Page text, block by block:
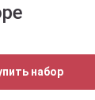
набор